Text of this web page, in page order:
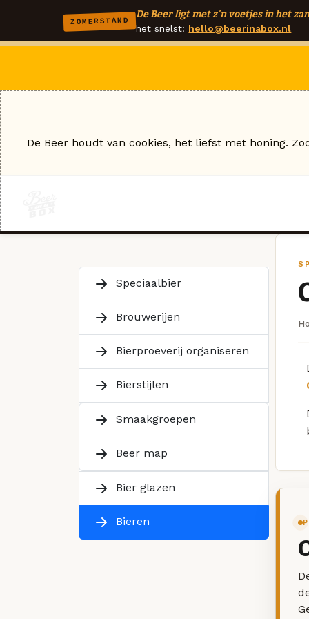
ZOMERSTAND
De Beer ligt met z'n voetjes in het
het snelst: hello@beerinabox.nl
Speciaalbier
Brouwerijen
Bierproeverij organiseren
Bierstijlen
Smaakgroepen
Beer map
Bier glazen
Bieren
De Beer houdt van cookies, het liefst met honing.